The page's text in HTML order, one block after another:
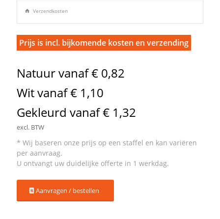
Verzendkosten
Prijs is incl. bijkomende kosten en verzending
Natuur vanaf € 0,82
Wit vanaf € 1,10
Gekleurd vanaf € 1,32
excl. BTW
Aanvragen / bestellen